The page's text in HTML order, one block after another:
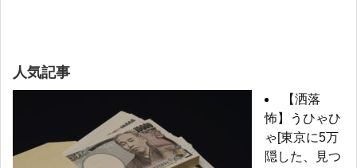
人気記事
【洒落
怖】うひゃひ
ゃ[東京に5万
隠した、見つ